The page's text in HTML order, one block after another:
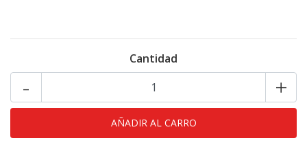
Cantidad
+
-